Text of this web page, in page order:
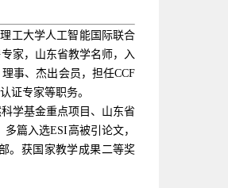
工大学人工智能国际联合
家，山东省教学名师，入
理事、杰出会员，担任CCF
证专家等职务。
学基金重点项目、山东省
篇入选ESI高被引论文，
。获国家教学成果二等奖